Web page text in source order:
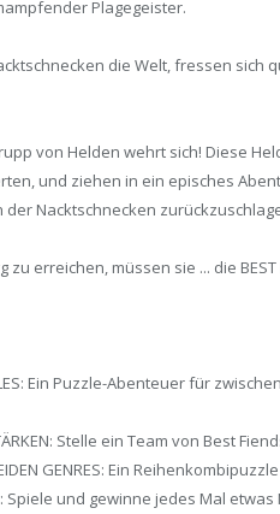
Plagegeister.
die Welt, fressen sich
von Helden wehrt sich! Diese
und ziehen in ein episches
der Nacktschnecken
zu erreichen, müssen sie ... die BEST
Ein Puzzle-Abenteuer für
Stelle ein Team von Best
GENRES: Ein
Spiele und gewinne jedes Mal